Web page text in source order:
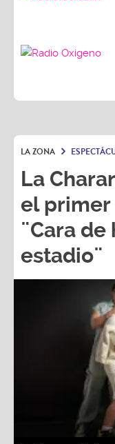
LA ZONA
La
el primer
¨Cara
estadio¨